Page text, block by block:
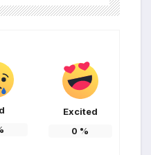
Excited
0 %